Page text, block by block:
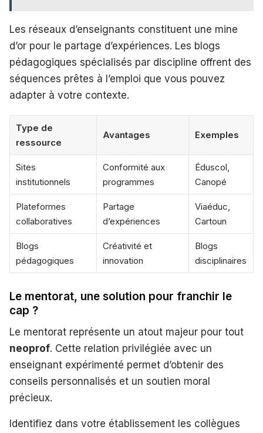
Les réseaux d’enseignants constituent une mine
d’or pour le partage d’expériences. Les blogs
pédagogiques spécialisés par discipline offrent des
séquences prêtes à l’emploi que vous pouvez
adapter à votre contexte.
Type de
ressource
Avantages Exemples
Sites
institutionnels
Conformité aux
programmes
Éduscol,
Canopé
Plateformes
collaboratives
Partage
d’expériences
Viaéduc,
Cartoun
Blogs
pédagogiques
Créativité et
innovation
Blogs
disciplinaires
Le mentorat, une solution pour franchir le
cap ?
Le mentorat représente un atout majeur pour tout
neoprof. Cette relation privilégiée avec un
enseignant expérimenté permet d’obtenir des
conseils personnalisés et un soutien moral
précieux.
Identifiez dans votre établissement les collègues